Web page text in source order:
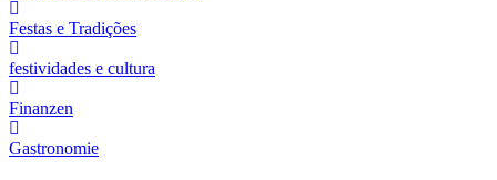
Festas e Tradições
festividades e cultura
Finanzen
Gastronomie